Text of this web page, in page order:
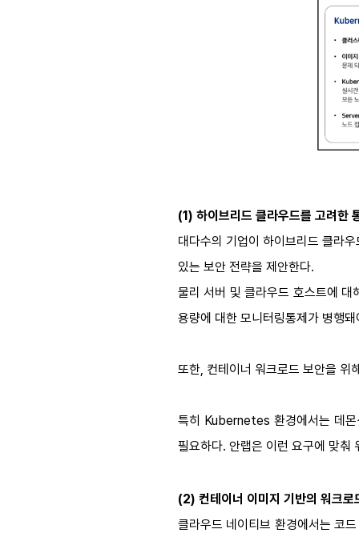
(1) 하이브리드 클라우드를 고려한
대다수의 기업이 하이브리드 클라
있는 보안 전략을 제안한다.
물리 서버 및 클라우드 호스트에
용량에 대한 모니터링통제가 병행
또한, 컨테이너 워크로드 보안을 위
특히 Kubernetes 환경에서는 데
필요하다. 안랩은 이런 요구에 맞춰
(2) 컨테이너 이미지 기반의 워크로
클라우드 네이티브 환경에서는 코